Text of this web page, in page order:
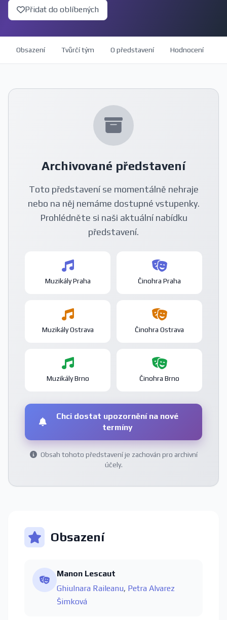
Přidat do oblíbených
Obsazení Tvůrčí tým O představení Hodnocení
Archivované představení
Toto představení se momentálně nehraje
nebo na něj nemáme dostupné vstupenky.
Prohlédněte si naši aktuální nabídku
představení.
Muzikály Praha Činohra Praha
Muzikály Ostrava Činohra Ostrava
Muzikály Brno Činohra Brno
Chci dostat upozornění na nové
termíny
Obsah tohoto představení je zachován pro archivní
účely.
Obsazení
Manon Lescaut
Ghiulnara Raileanu, Petra Alvarez
Šimková